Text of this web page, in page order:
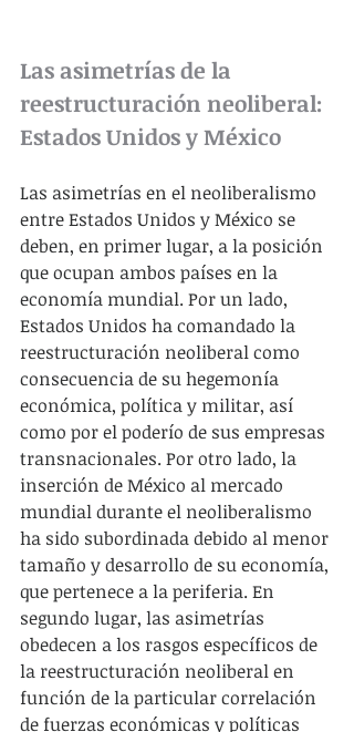
Las asimetrías de la
reestructuración neoliberal:
Estados Unidos y México
Las asimetrías en el neoliberalismo
entre Estados Unidos y México se
deben, en primer lugar, a la posición
que ocupan ambos países en la
economía mundial. Por un lado,
Estados Unidos ha comandado la
reestructuración neoliberal como
consecuencia de su hegemonía
económica, política y militar, así
como por el poderío de sus empresas
transnacionales. Por otro lado, la
inserción de México al mercado
mundial durante el neoliberalismo
ha sido subordinada debido al menor
tamaño y desarrollo de su economía,
que pertenece a la periferia. En
segundo lugar, las asimetrías
obedecen a los rasgos específicos de
la reestructuración neoliberal en
función de la particular correlación
de fuerzas económicas y políticas